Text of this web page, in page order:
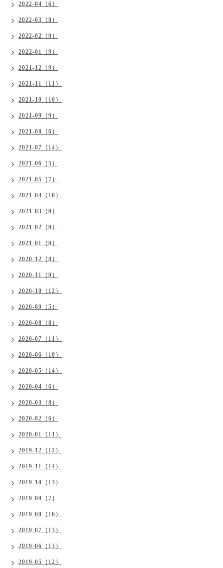
2022-04（6）
2022-03（8）
2022-02（9）
2022-01（9）
2021-12（9）
2021-11（11）
2021-10（10）
2021-09（9）
2021-08（6）
2021-07（14）
2021-06（5）
2021-05（7）
2021-04（10）
2021-03（9）
2021-02（9）
2021-01（9）
2020-12（8）
2020-11（9）
2020-10（12）
2020-09（5）
2020-08（8）
2020-07（11）
2020-06（10）
2020-05（14）
2020-04（6）
2020-03（8）
2020-02（6）
2020-01（11）
2019-12（12）
2019-11（14）
2019-10（13）
2019-09（7）
2019-08（16）
2019-07（13）
2019-06（13）
2019-05（12）